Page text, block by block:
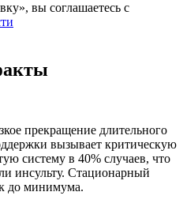
вы соглашаетесь с
прекращение длительного
вызывает критическую
систему в 40% случаев, что
инсульту. Стационарный
до минимума.